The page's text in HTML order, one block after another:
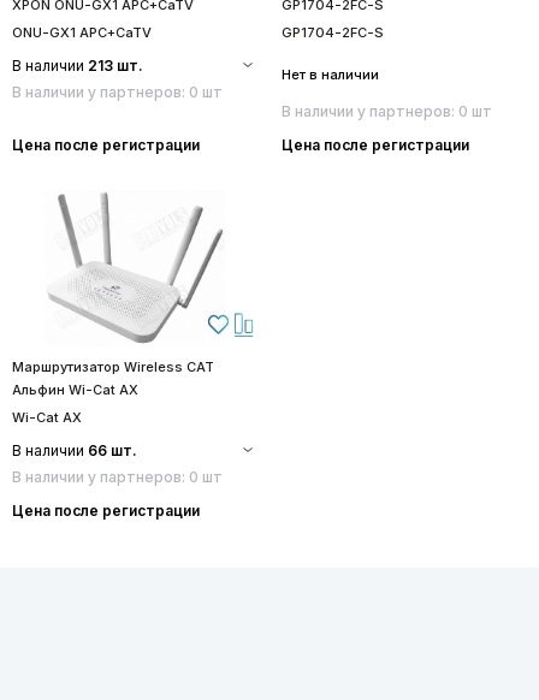
XPON ONU-GX1 APC+CaTV
ONU-GX1 APC+CaTV
В наличии 213 шт.
В наличии у партнеров: 0 шт
Цена после регистрации
GP1704-2FC-S
GP1704-2FC-S
Нет в наличии
В наличии у партнеров: 0 шт
Цена после регистрации
Маршрутизатор Wireless CAT
Альфин Wi-Cat AX
Wi-Cat AX
В наличии 66 шт.
В наличии у партнеров: 0 шт
Цена после регистрации